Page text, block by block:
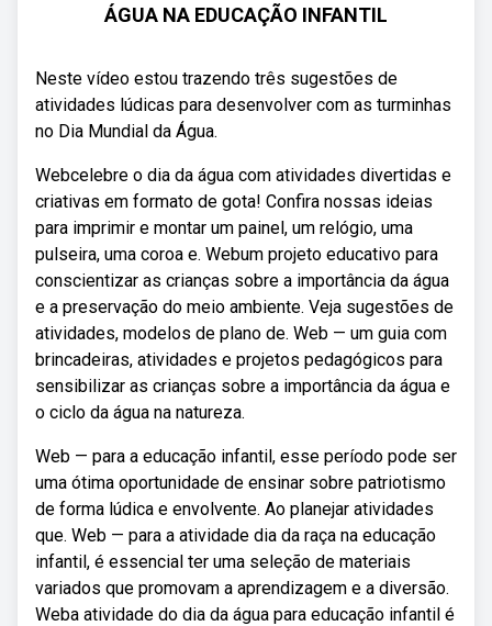
ÁGUA NA EDUCAÇÃO INFANTIL
Neste vídeo estou trazendo três sugestões de
atividades lúdicas para desenvolver com as turminhas
no Dia Mundial da Água.
Webcelebre o dia da água com atividades divertidas e
criativas em formato de gota! Confira nossas ideias
para imprimir e montar um painel, um relógio, uma
pulseira, uma coroa e. Webum projeto educativo para
conscientizar as crianças sobre a importância da água
e a preservação do meio ambiente. Veja sugestões de
atividades, modelos de plano de. Web — um guia com
brincadeiras, atividades e projetos pedagógicos para
sensibilizar as crianças sobre a importância da água e
o ciclo da água na natureza.
Web — para a educação infantil, esse período pode ser
uma ótima oportunidade de ensinar sobre patriotismo
de forma lúdica e envolvente. Ao planejar atividades
que. Web — para a atividade dia da raça na educação
infantil, é essencial ter uma seleção de materiais
variados que promovam a aprendizagem e a diversão.
Weba atividade do dia da água para educação infantil é